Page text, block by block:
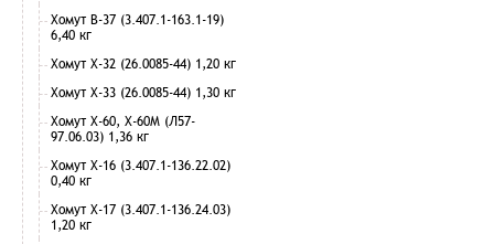
Хомут В-37 (3.407.1-163.1-19)
6,40 кг
Хомут Х-32 (26.0085-44) 1,20 кг
Хомут Х-33 (26.0085-44) 1,30 кг
Хомут Х-60, Х-60М (Л57-
97.06.03) 1,36 кг
Хомут Х-16 (3.407.1-136.22.02)
0,40 кг
Хомут Х-17 (3.407.1-136.24.03)
1,20 кг